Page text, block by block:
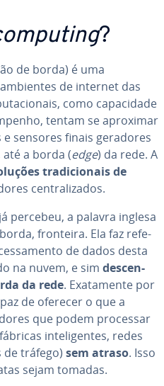
?
de borda) é uma
de internet das
como ca­pa­ci­dade
tentam se aproximar
sensores finais geradores
a borda (edge) da rede. A
tra­di­ci­o­nais de
cen­tra­li­za­dos.
percebeu, a palavra inglesa
fronteira. Ela faz re­fe­
de dados desta
na nuvem, e sim des­cen­
da rede. Exa­ta­mente por
de oferecer o que a
que podem processar
in­te­li­gen­tes, redes
de tráfego) sem atraso. Isso
sejam tomadas.